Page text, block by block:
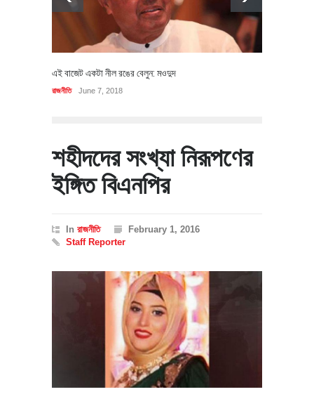
এই বাজেট একটা নীল রঙের বেলুন: মওদুদ
রাজনীতি June 7, 2018
শহীদদের সংখ্যা নিরূপণের
ইঙ্গিত বিএনপির
In রাজনীতি
February 1, 2016
Staff Reporter